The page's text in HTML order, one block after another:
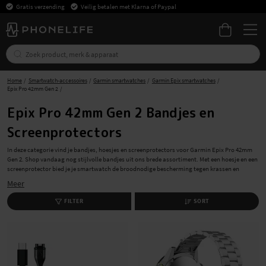
Gratis verzending Veilig betalen met Klarna of Paypal
Home Smartwatch-accessoires Garmin smartwatches
Garmin Epix smartwatches
Epix Pro 42mm Gen 2
Epix Pro 42mm Gen 2 Bandjes en
Screenprotectors
In deze categorie vind je bandjes, hoesjes en screenprotectors voor Garmin Epix Pro 42mm
Gen 2. Shop vandaag nog stijlvolle bandjes uit ons brede assortiment. Met een hoesje en een
screenprotector bied je je smartwatch de broodnodige bescherming tegen krassen en
we snel en zonder verzendkosten.
Stijlvolle bandjes voor Garmin Epix Pro 42mm Gen
2
voor elke gelegenheid. Of je nu een leren armband wilt voor een klassieke look of een
siliconen armband voor tijdens het sporten, wij hebben Garmin Epix Pro 42mm Gen 2-
armbanden voor je.
Meer
FILTER SORT